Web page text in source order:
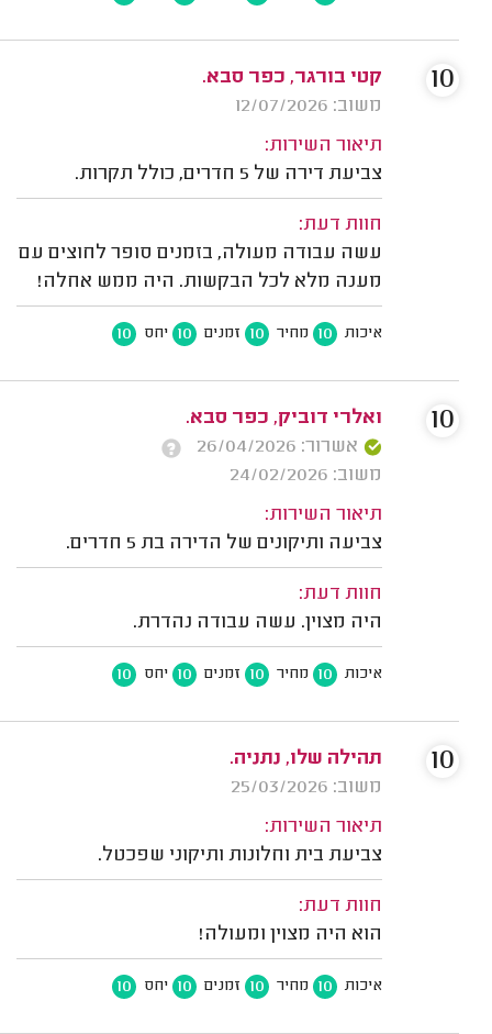
קטי בורגר, כפר סבא.
משוב: 12/07/2026
תיאור השירות:
צביעת דירה של 5 חדרים, כולל תקרות.
חוות דעת:
עשה עבודה מעולה, בזמנים סופר לחוצים עם
מענה מלא לכל הבקשות. היה ממש אחלה!
איכות 10 מחיר 10 זמנים 10 יחס 10
10
ואלרי דוביק, כפר סבא.
אשרור: 26/04/2026
משוב: 24/02/2026
תיאור השירות:
צביעה ותיקונים של הדירה בת 5 חדרים.
חוות דעת:
היה מצוין. עשה עבודה נהדרת.
איכות 10 מחיר 10 זמנים 10 יחס 10
10
תהילה שלו, נתניה.
משוב: 25/03/2026
תיאור השירות:
צביעת בית וחלונות ותיקוני שפכטל.
חוות דעת:
הוא היה מצוין ומעולה!
איכות 10 מחיר 10 זמנים 10 יחס 10
10